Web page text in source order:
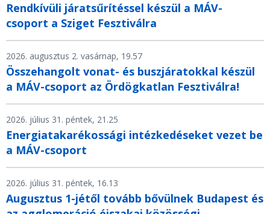
Rendkívüli járatsűrítéssel készül a MÁV-
csoport a Sziget Fesztiválra
2026. augusztus 2. vasárnap, 19.57
Összehangolt vonat- és buszjáratokkal készül
a MÁV-csoport az Ördögkatlan Fesztiválra!
2026. július 31. péntek, 21.25
Energiatakarékossági intézkedéseket vezet be
a MÁV-csoport
2026. július 31. péntek, 16.13
Augusztus 1-jétől tovább bővülnek Budapest és